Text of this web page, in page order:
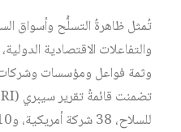
تُمثل ظاهرةُ التسلُّح وأسواق
والتفاعلات الاقتصادية
وثمة فواعل ومؤسسات وشركات